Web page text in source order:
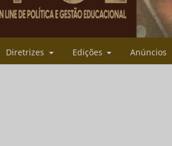
Diretrizes Edições Anúncios